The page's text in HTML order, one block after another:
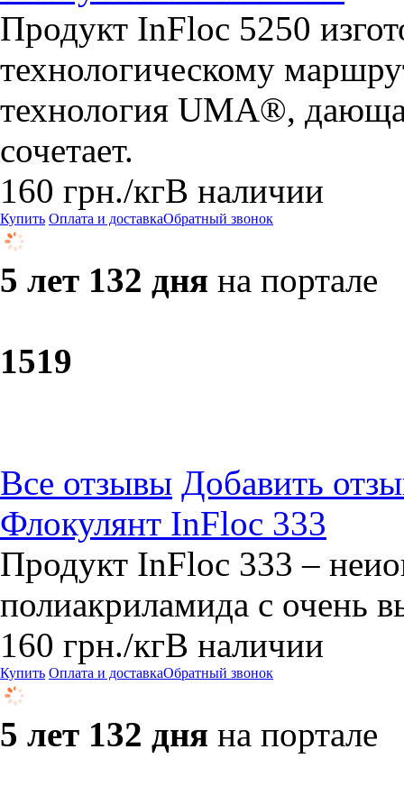
Продукт InFloc 5250
технологическому
технология UMA®,
сочетает.
160 грн./кгВ наличии
Купить Оплата и доставкаОбратный звонок
5 лет 132 дня на портале
1519
Все отзывы Добавить
Флокулянт InFloc 333
Продукт InFloc 333 –
полиакриламида с очень
160 грн./кгВ наличии
Купить Оплата и доставкаОбратный звонок
5 лет 132 дня на портале